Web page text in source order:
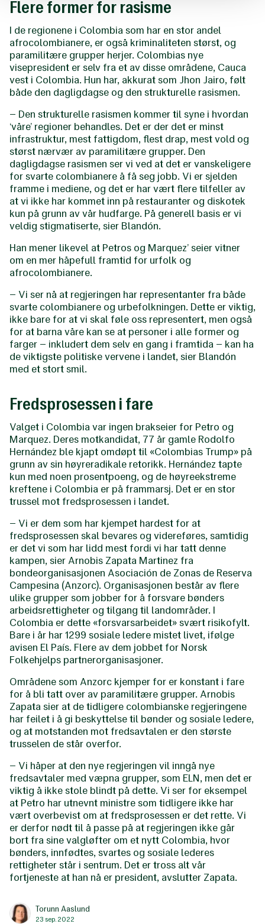
Flere former for rasisme
I de regionene i Colombia som har en stor andel
afrocolombianere, er også kriminaliteten størst, og
paramilitære grupper herjer. Colombias nye
visepresident er selv fra et av disse områdene, Cauca
vest i Colombia. Hun har, akkurat som Jhon Jairo, følt
både den dagligdagse og den strukturelle rasismen.
– Den strukturelle rasismen kommer til syne i hvordan
‘våre’ regioner behandles. Det er der det er minst
infrastruktur, mest fattigdom, flest drap, mest vold og
størst nærvær av paramilitære grupper. Den
dagligdagse rasismen ser vi ved at det er vanskeligere
for svarte colombianere å få seg jobb. Vi er sjelden
framme i mediene, og det er har vært flere tilfeller av
at vi ikke har kommet inn på restauranter og diskotek
kun på grunn av vår hudfarge. På generell basis er vi
veldig stigmatiserte, sier Blandón.
Han mener likevel at Petros og Marquez’ seier vitner
om en mer håpefull framtid for urfolk og
afrocolombianere.
– Vi ser nå at regjeringen har representanter fra både
svarte colombianere og urbefolkningen. Dette er viktig,
ikke bare for at vi skal føle oss representert, men også
for at barna våre kan se at personer i alle former og
farger – inkludert dem selv en gang i framtida – kan ha
de viktigste politiske vervene i landet, sier Blandón
med et stort smil.
Fredsprosessen i fare
Valget i Colombia var ingen brakseier for Petro og
Marquez. Deres motkandidat, 77 år gamle Rodolfo
Hernández ble kjapt omdøpt til «Colombias Trump» på
grunn av sin høyreradikale retorikk. Hernández tapte
kun med noen prosentpoeng, og de høyreekstreme
kreftene i Colombia er på frammarsj. Det er en stor
trussel mot fredsprosessen i landet.
– Vi er dem som har kjempet hardest for at
fredsprosessen skal bevares og videreføres, samtidig
er det vi som har lidd mest fordi vi har tatt denne
kampen, sier Arnobis Zapata Martinez fra
bondeorganisasjonen Asociación de Zonas de Reserva
Campesina (Anzorc). Organisasjonen består av flere
ulike grupper som jobber for å forsvare bønders
arbeidsrettigheter og tilgang til landområder. I
Colombia er dette «forsvarsarbeidet» svært risikofylt.
Bare i år har 1299 sosiale ledere mistet livet, ifølge
avisen El País. Flere av dem jobbet for Norsk
Folkehjelps partnerorganisasjoner.
Områdene som Anzorc kjemper for er konstant i fare
for å bli tatt over av paramilitære grupper. Arnobis
Zapata sier at de tidligere colombianske regjeringene
har feilet i å gi beskyttelse til bønder og sosiale ledere,
og at motstanden mot fredsavtalen er den største
trusselen de står overfor.
– Vi håper at den nye regjeringen vil inngå nye
fredsavtaler med væpna grupper, som ELN, men det er
viktig å ikke stole blindt på dette. Vi ser for eksempel
at Petro har utnevnt ministre som tidligere ikke har
vært overbevist om at fredsprosessen er det rette. Vi
er derfor nødt til å passe på at regjeringen ikke går
bort fra sine valgløfter om et nytt Colombia, hvor
bønders, innfødtes, svartes og sosiale lederes
rettigheter står i sentrum. Det er tross alt vår
fortjeneste at han nå er president, avslutter Zapata.
Torunn Aaslund
23 sep. 2022